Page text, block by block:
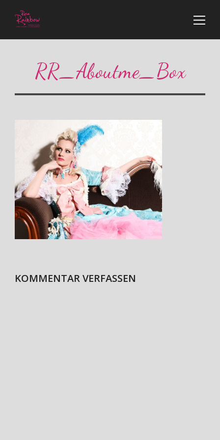
RR_Aboutme_Box
KOMMENTAR VERFASSEN